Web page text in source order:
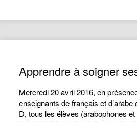
Apprendre à soigner
Mercredi 20 avril 2016, en
enseignants de français et d’arabe
D, tous les élèves (arabophones